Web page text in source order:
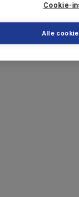
Cookie-
Alle